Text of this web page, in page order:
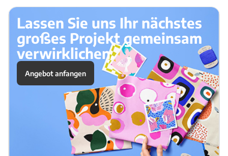
Lassen Sie uns Ihr nächstes
großes Projekt gemeinsam
verwirklichen.
Angebot anfangen